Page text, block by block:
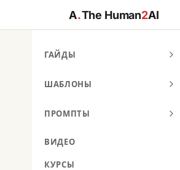
A.The Human2AI
ГАЙДЫ
ШАБЛОНЫ
ПРОМПТЫ
ВИДЕО
КУРСЫ